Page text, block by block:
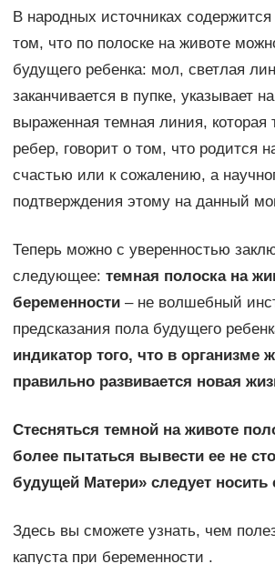
В народных источниках
том, что по полоске на животе
будущего ребенка: мол, светлая
заканчивается в пупке, указывает
выраженная темная линия, которая
ребер, говорит о том, что родится
счастью или к сожалению, а
подтверждения этому на данный
Теперь можно с уверенностью
следующее: темная полоска на
беременности– не волшебный
предсказания пола будущего
индикатор того, что в организме
правильно развивается новая
Стесняться темной на животе
более пытаться вывести ее не
будущей Матери» следует носить
Здесь вы сможете узнать, чем
капуста при беременности .